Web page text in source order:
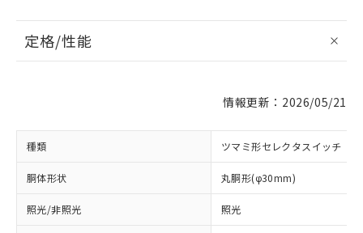
定格/性能
情報更新：2026/05/21
種類 ツマミ形セレクタスイッチ
胴体形状 丸胴形(φ30mm)
照光/非照光 照光